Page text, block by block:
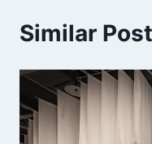
Similar